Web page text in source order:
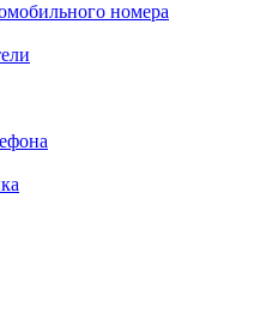
номера